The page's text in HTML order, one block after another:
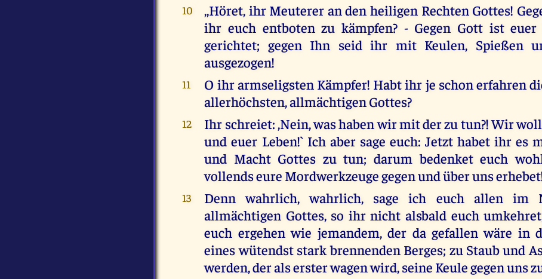
10
,,Höret, ihr Meuterer an den heiligen Rechten Gottes!
ihr euch entboten zu kämpfen? - Gegen Gott ist euer
gerichtet; gegen Ihn seid ihr mit Keulen, Spießen
ausgezogen!
11
O ihr armseligsten Kämpfer! Habt ihr je schon erfahren
allerhöchsten, allmächtigen Gottes?
12
Ihr schreiet: ,Nein, was haben wir mit der zu tun?! Wir
und euer Leben!` Ich aber sage euch: Jetzt habet ihr es
und Macht Gottes zu tun; darum bedenket euch
vollends eure Mordwerkzeuge gegen und über uns
13
Denn wahrlich, wahrlich, sage ich euch allen im
allmächtigen Gottes, so ihr nicht alsbald euch
euch ergehen wie jemandem, der da gefallen wäre in
eines wütendst stark brennenden Berges; zu Staub und
werden, der als erster wagen wird, seine Keule gegen uns